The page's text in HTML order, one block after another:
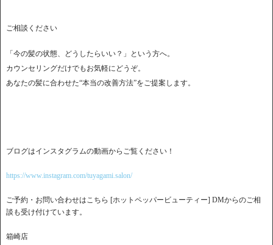
ご相談ください
「今の髪の状態、どうしたらいい？」という方へ。
カウンセリングだけでもお気軽にどうぞ。
あなたの髪に合わせた“本当の改善方法”をご提案します。
ブログはインスタグラムの動画からご覧ください！
https://www.instagram.com/tuyagami.salon/
ご予約・お問い合わせはこちら [ホットペッパービューティー] DMからのご相
談も受け付けています。
箱崎店